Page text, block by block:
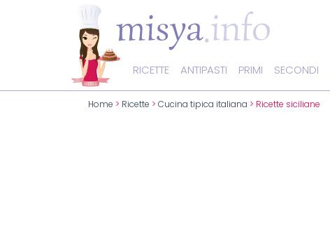
RICETTE ANTIPASTI PRIMI SECONDI
Home > Ricette > Cucina tipica italiana > Ricette siciliane